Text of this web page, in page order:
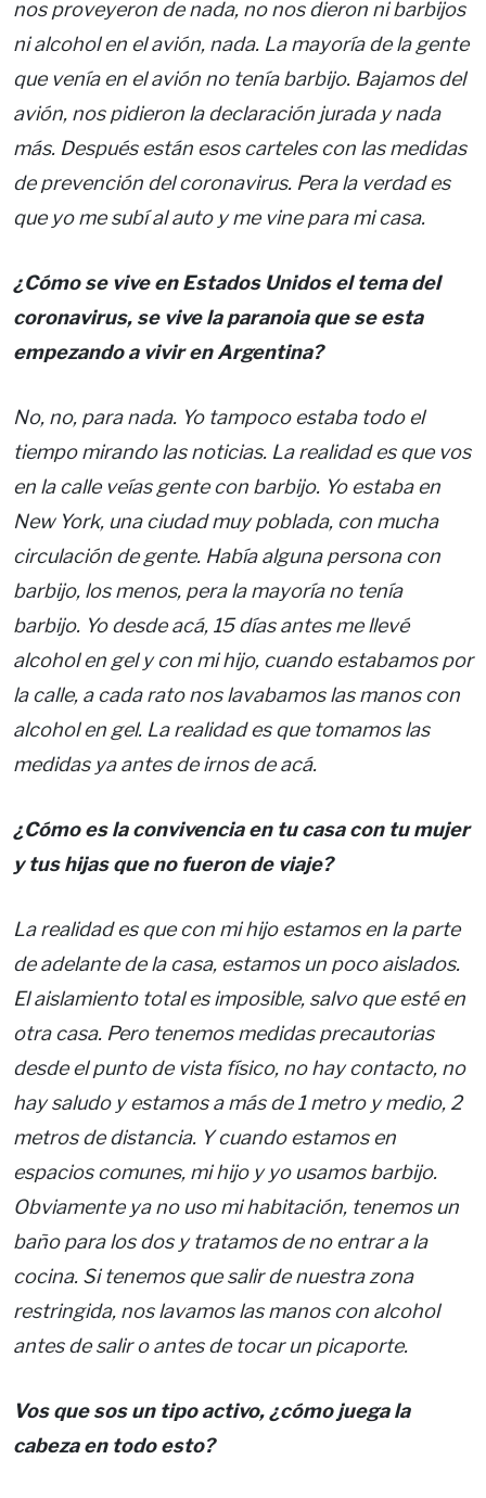
nos proveyeron de nada, no nos dieron ni barbijos
ni alcohol en el avión, nada. La mayoría de la gente
que venía en el avión no tenía barbijo. Bajamos del
avión, nos pidieron la declaración jurada y nada
más. Después están esos carteles con las medidas
de prevención del coronavirus. Pera la verdad es
que yo me subí al auto y me vine para mi casa.
¿Cómo se vive en Estados Unidos el tema del
coronavirus, se vive la paranoia que se esta
empezando a vivir en Argentina?
No, no, para nada. Yo tampoco estaba todo el
tiempo mirando las noticias. La realidad es que vos
en la calle veías gente con barbijo. Yo estaba en
New York, una ciudad muy poblada, con mucha
circulación de gente. Había alguna persona con
barbijo, los menos, pera la mayoría no tenía
barbijo. Yo desde acá, 15 días antes me llevé
alcohol en gel y con mi hijo, cuando estabamos por
la calle, a cada rato nos lavabamos las manos con
alcohol en gel. La realidad es que tomamos las
medidas ya antes de irnos de acá.
¿Cómo es la convivencia en tu casa con tu mujer
y tus hijas que no fueron de viaje?
La realidad es que con mi hijo estamos en la parte
de adelante de la casa, estamos un poco aislados.
El aislamiento total es imposible, salvo que esté en
otra casa. Pero tenemos medidas precautorias
desde el punto de vista físico, no hay contacto, no
hay saludo y estamos a más de 1 metro y medio, 2
metros de distancia. Y cuando estamos en
espacios comunes, mi hijo y yo usamos barbijo.
Obviamente ya no uso mi habitación, tenemos un
baño para los dos y tratamos de no entrar a la
cocina. Si tenemos que salir de nuestra zona
restringida, nos lavamos las manos con alcohol
antes de salir o antes de tocar un picaporte.
Vos que sos un tipo activo, ¿cómo juega la
cabeza en todo esto?